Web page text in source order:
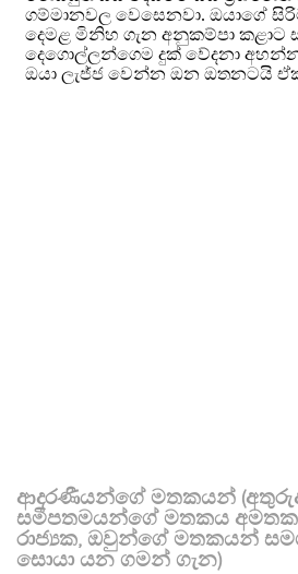
ආදරණීයන්ගේ මතකයන්
සමීපතමයන්ගේ මතකය
රාජ්‍යක, ඔවුන්ගේ මතකයන්
සොයා යන ගමන් ගැන)